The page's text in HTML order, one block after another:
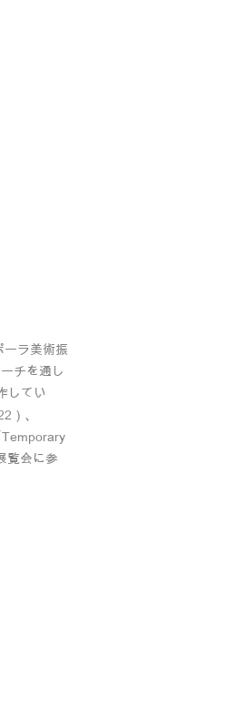
ラ美術振
チを通し
してい
）、
覧会に参